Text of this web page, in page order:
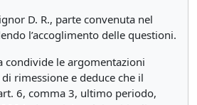
D. R., parte convenuta nel
l’accoglimento delle questioni.
condivide le argomentazioni
rimessione e deduce che il
6, comma 3, ultimo periodo,